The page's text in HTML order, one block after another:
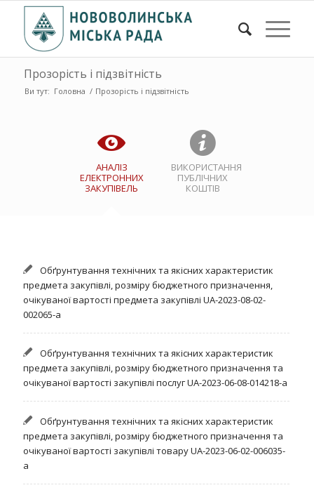
Прозорість і підзвітність
Ви тут: Головна / Прозорість і підзвітність
АНАЛІЗ
ЕЛЕКТРОННИХ
ЗАКУПІВЕЛЬ
ВИКОРИСТАННЯ
ПУБЛІЧНИХ
КОШТІВ
Обґрунтування технічних та якісних характеристик
предмета закупівлі, розміру бюджетного призначення,
очікуваної вартості предмета закупівлі UA-2023-08-02-
002065-a
Обґрунтування технічних та якісних характеристик
предмета закупівлі, розміру бюджетного призначення та
очікуваної вартості закупівлі послуг UA-2023-06-08-014218-a
Обґрунтування технічних та якісних характеристик
предмета закупівлі, розміру бюджетного призначення та
очікуваної вартості закупівлі товару UA-2023-06-02-006035-
a